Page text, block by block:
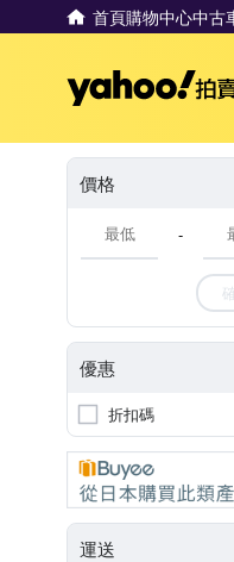
首頁購物中心中古
價格
-
優惠
折扣碼
運送